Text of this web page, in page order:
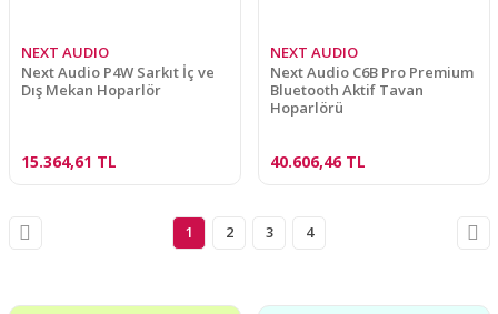
NEXT AUDIO
Next Audio P4W Sarkıt İç ve
Dış Mekan Hoparlör
15.364,61 TL
NEXT AUDIO
Next Audio C6B Pro Premium
Bluetooth Aktif Tavan
Hoparlörü
40.606,46 TL
1 2 3 4